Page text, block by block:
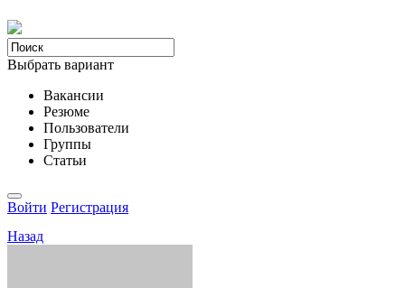
Выбрать вариант
Вакансии
Резюме
Пользователи
Группы
Статьи
Войти Регистрация
Назад